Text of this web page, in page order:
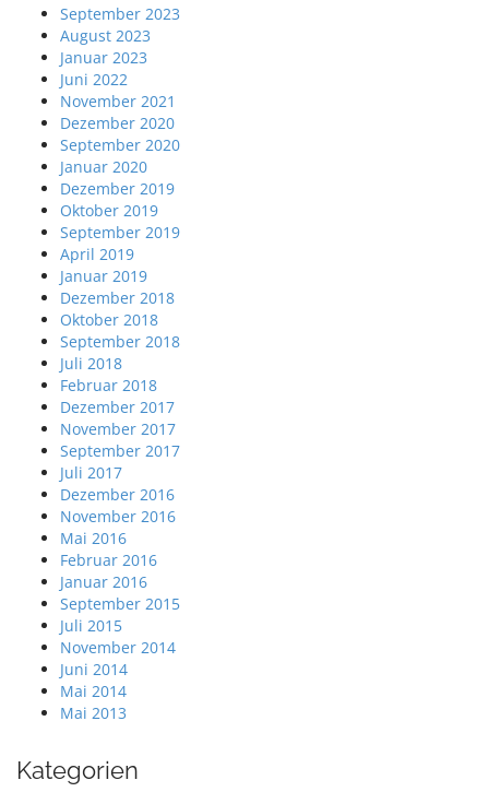
September 2023
August 2023
Januar 2023
Juni 2022
November 2021
Dezember 2020
September 2020
Januar 2020
Dezember 2019
Oktober 2019
September 2019
April 2019
Januar 2019
Dezember 2018
Oktober 2018
September 2018
Juli 2018
Februar 2018
Dezember 2017
November 2017
September 2017
Juli 2017
Dezember 2016
November 2016
Mai 2016
Februar 2016
Januar 2016
September 2015
Juli 2015
November 2014
Juni 2014
Mai 2014
Mai 2013
Kategorien